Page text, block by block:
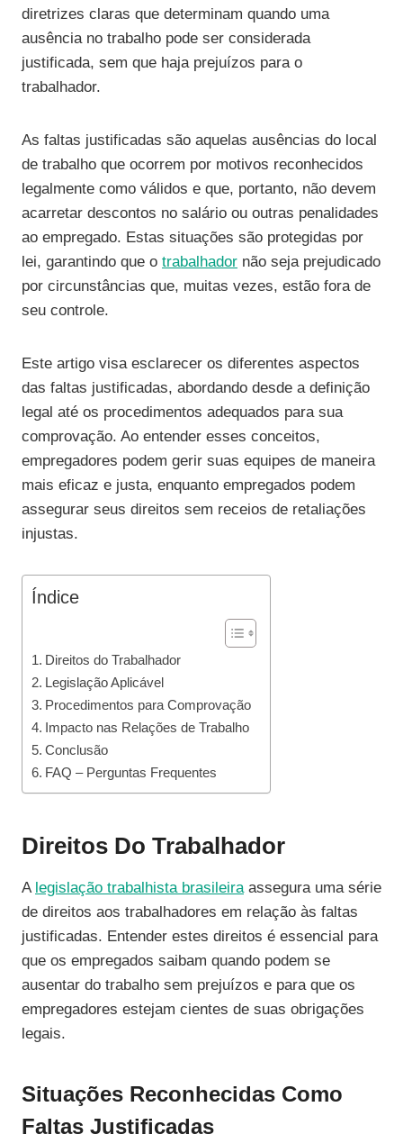
diretrizes claras que determinam quando uma
ausência no trabalho pode ser considerada
justificada, sem que haja prejuízos para o
trabalhador.
As faltas justificadas são aquelas ausências do local
de trabalho que ocorrem por motivos reconhecidos
legalmente como válidos e que, portanto, não devem
acarretar descontos no salário ou outras penalidades
ao empregado. Estas situações são protegidas por
lei, garantindo que o trabalhador não seja prejudicado
por circunstâncias que, muitas vezes, estão fora de
seu controle.
Este artigo visa esclarecer os diferentes aspectos
das faltas justificadas, abordando desde a definição
legal até os procedimentos adequados para sua
comprovação. Ao entender esses conceitos,
empregadores podem gerir suas equipes de maneira
mais eficaz e justa, enquanto empregados podem
assegurar seus direitos sem receios de retaliações
injustas.
Índice
Direitos do Trabalhador
Legislação Aplicável
Procedimentos para Comprovação
Impacto nas Relações de Trabalho
Conclusão
FAQ – Perguntas Frequentes
Direitos Do Trabalhador
A legislação trabalhista brasileiraassegura uma série
de direitos aos trabalhadores em relação às faltas
justificadas. Entender estes direitos é essencial para
que os empregados saibam quando podem se
ausentar do trabalho sem prejuízos e para que os
empregadores estejam cientes de suas obrigações
legais.
Situações Reconhecidas Como
Faltas Justificadas